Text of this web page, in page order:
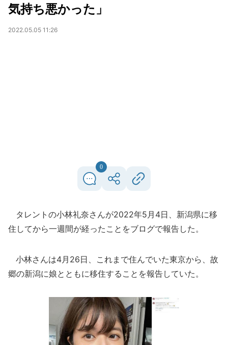
気持ち悪かった」
2022.05.05 11:26
0
タレントの小林礼奈さんが2022年5月4日、新潟県に移
住してから一週間が経ったことをブログで報告した。
小林さんは4月26日、これまで住んでいた東京から、故
郷の新潟に娘とともに移住することを報告していた。